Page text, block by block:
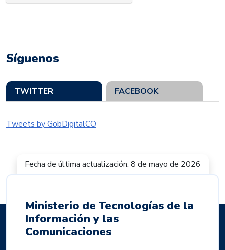
Síguenos
TWITTER FACEBOOK
Tweets by GobDigitalCO
Fecha de última actualización: 8 de mayo de 2026
Ministerio de Tecnologías de la
Información y las
Comunicaciones